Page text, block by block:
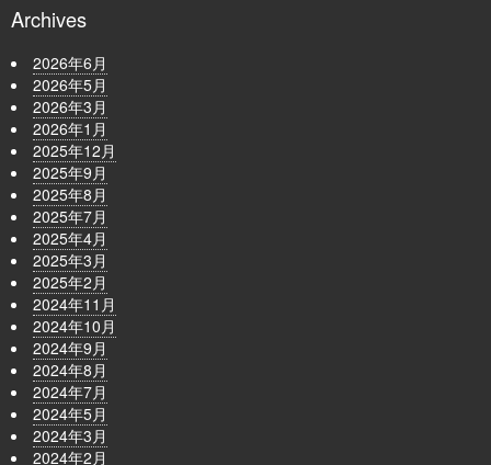
Archives
2026年6月
2026年5月
2026年3月
2026年1月
2025年12月
2025年9月
2025年8月
2025年7月
2025年4月
2025年3月
2025年2月
2024年11月
2024年10月
2024年9月
2024年8月
2024年7月
2024年5月
2024年3月
2024年2月